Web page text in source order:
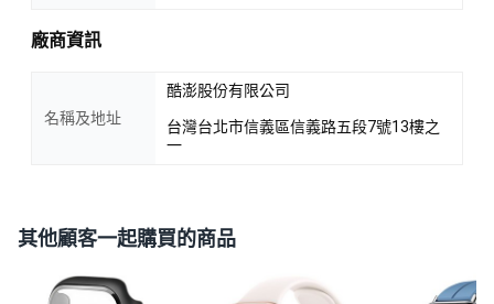
廠商資訊
名稱及地址
酷澎股份有限公司
台灣台北市信義區信義路五段7號13樓之
一
其他顧客一起購買的商品